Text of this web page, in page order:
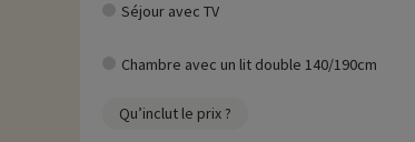
Séjour avec TV
Chambre avec un lit double 140/190cm
Qu’inclut le prix ?